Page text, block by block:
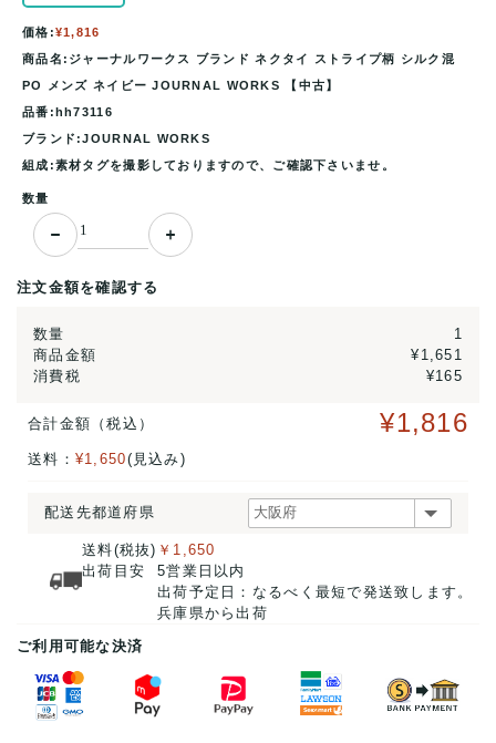
価格:¥1,816
商品名:ジャーナルワークス ブランド ネクタイ ストライプ柄 シルク混
PO メンズ ネイビー JOURNAL WORKS 【中古】
品番:hh73116
ブランド:JOURNAL WORKS
組成:素材タグを撮影しておりますので、ご確認下さいませ。
数量
注文金額を確認する
数量
1
商品金額
¥1,651
消費税
¥165
合計金額（税込） ¥1,816
送料： ¥1,650(見込み)
配送先都道府県
送料(税抜)
出荷目安
￥1,650
5営業日以内
出荷予定日：なるべく最短で発送致します。
兵庫県から出荷
ご利用可能な決済